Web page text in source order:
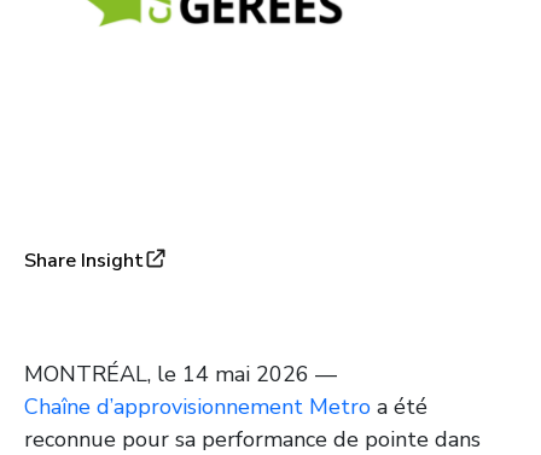
Share Insight
MONTRÉAL, le 14 mai 2026 —
Chaîne d’approvisionnement Metro a été
reconnue pour sa performance de pointe dans